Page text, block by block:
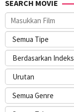
SEARCH MOVIE